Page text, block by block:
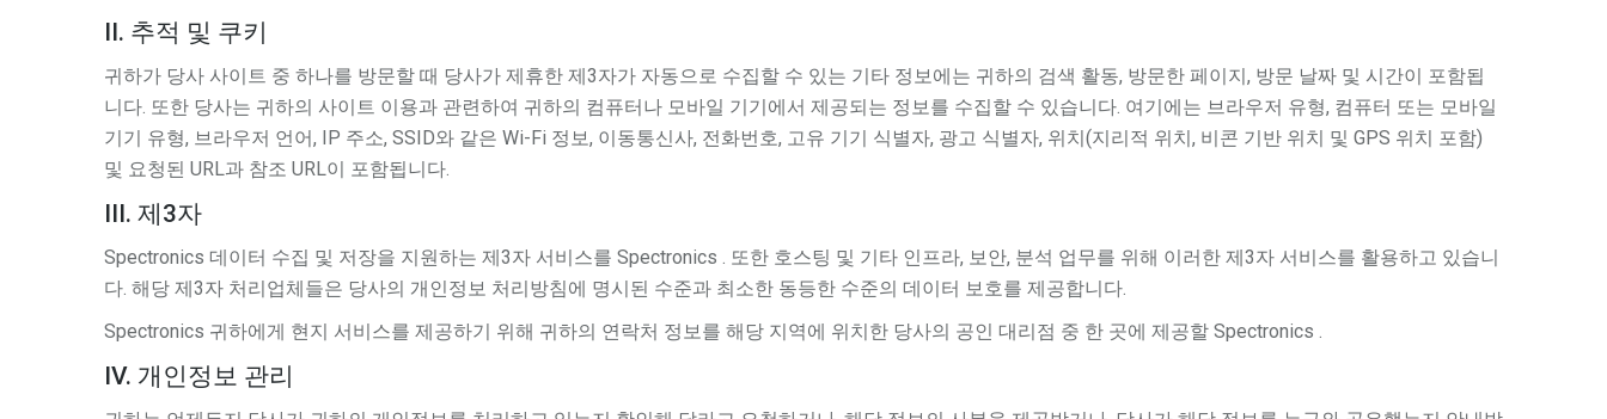
II. 추적 및 쿠키
귀하가 당사 사이트 중 하나를 방문할 때 당사가 제휴한 제3자가 자동으로 수집할 수 있는 기타 정보에는 귀하의 검색 활동, 방문한 페이지, 방문 날짜 및 시간이 포함됩
니다. 또한 당사는 귀하의 사이트 이용과 관련하여 귀하의 컴퓨터나 모바일 기기에서 제공되는 정보를 수집할 수 있습니다. 여기에는 브라우저 유형, 컴퓨터 또는 모바일
기기 유형, 브라우저 언어, IP 주소, SSID와 같은 Wi-Fi 정보, 이동통신사, 전화번호, 고유 기기 식별자, 광고 식별자, 위치(지리적 위치, 비콘 기반 위치 및 GPS 위치 포함)
및 요청된 URL과 참조 URL이 포함됩니다.
III. 제3자
Spectronics 데이터 수집 및 저장을 지원하는 제3자 서비스를 Spectronics . 또한 호스팅 및 기타 인프라, 보안, 분석 업무를 위해 이러한 제3자 서비스를 활용하고 있습니
다. 해당 제3자 처리업체들은 당사의 개인정보 처리방침에 명시된 수준과 최소한 동등한 수준의 데이터 보호를 제공합니다.
Spectronics 귀하에게 현지 서비스를 제공하기 위해 귀하의 연락처 정보를 해당 지역에 위치한 당사의 공인 대리점 중 한 곳에 제공할 Spectronics .
IV. 개인정보 관리